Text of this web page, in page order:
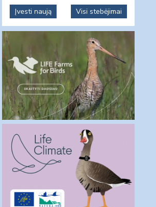
Įvesti naują
Visi stebėjimai